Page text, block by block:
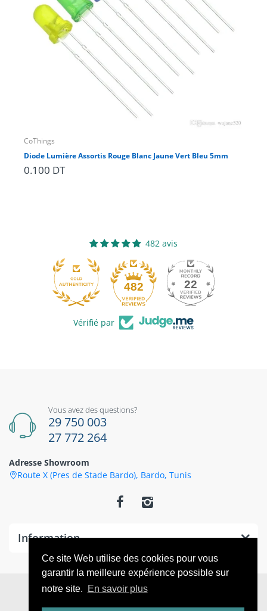
Ce site Web utilise des cookies pour vous
garantir la meilleure expérience possible sur
notre site.
En savoir plus
CoThings
Diode Lumière Assortis Rouge Blanc Jaune Vert Bleu 5mm
0.100 DT
482 avis
482 22
Vérifié par
Vous avez des questions?
29 750 003
27 772 264
Adresse Showroom
Route X (Pres de Stade Bardo), Bardo, Tunis
Information
© 2026CoThings. All Rights Reserved